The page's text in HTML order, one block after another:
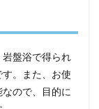
盤浴で得られ
。また、お使
ので、目的に